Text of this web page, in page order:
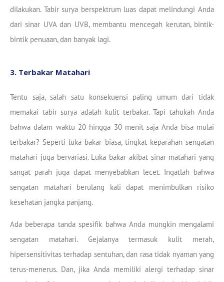
dilakukan. Tabir surya berspektrum luas dapat melindungi Anda
dari sinar UVA dan UVB, membantu mencegah kerutan, bintik-
bintik penuaan, dan banyak lagi.
3. Terbakar Matahari
Tentu saja, salah satu konsekuensi paling umum dari tidak
memakai tabir surya adalah kulit terbakar. Tapi tahukah Anda
bahwa dalam waktu 20 hingga 30 menit saja Anda bisa mulai
terbakar? Seperti luka bakar biasa, tingkat keparahan sengatan
matahari juga bervariasi. Luka bakar akibat sinar matahari yang
sangat parah juga dapat menyebabkan lecet. Ingatlah bahwa
sengatan matahari berulang kali dapat menimbulkan risiko
kesehatan jangka panjang.
Ada beberapa tanda spesifik bahwa Anda mungkin mengalami
sengatan matahari. Gejalanya termasuk kulit merah,
hipersensitivitas terhadap sentuhan, dan rasa tidak nyaman yang
terus-menerus. Dan, jika Anda memiliki alergi terhadap sinar